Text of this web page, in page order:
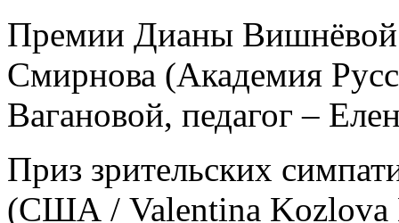
Премии Дианы Вишнёвой
Смирнова (Академия
Вагановой, педагог –
Приз зрительских
(США / Valentina Kozlova